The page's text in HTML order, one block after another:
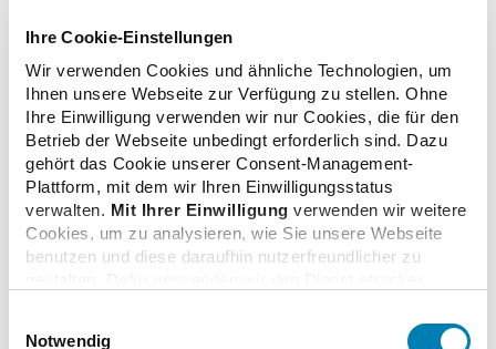
Ihre Cookie-Einstellungen
Wir verwenden Cookies und ähnliche Technologien, um
Ihnen unsere Webseite zur Verfügung zu stellen. Ohne
Ihre Einwilligung verwenden wir nur Cookies, die für den
Betrieb der Webseite unbedingt erforderlich sind. Dazu
gehört das Cookie unserer Consent-Management-
Plattform, mit dem wir Ihren Einwilligungsstatus
verwalten. Mit Ihrer Einwilligung verwenden wir weitere
Cookies, um zu analysieren, wie Sie unsere Webseite
benutzen und diese daraufhin nutzerfreundlicher zu
Adresse und Ihr Surfverhalten verarbeitet. Mit einem
Notwendig